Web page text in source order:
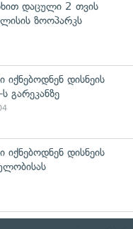
დაცული 2 თვის
ზოოპარკს
დისნეის
გარეკანზე
დისნეის